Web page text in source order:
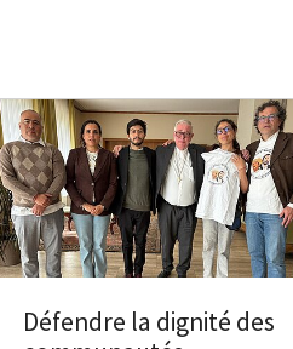
Défendre la dignité des